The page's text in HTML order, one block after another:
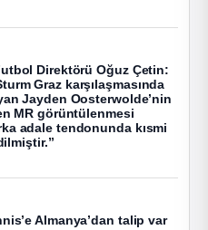
Direktörü Oğuz Çetin:
Graz karşılaşmasında
Jayden Oosterwolde’nin
MR görüntülenmesi
adale tendonunda kısmi
Almanya’dan talip var